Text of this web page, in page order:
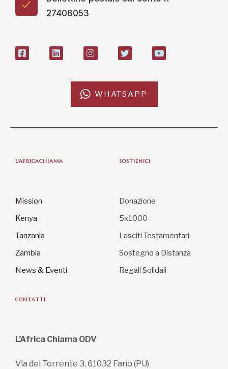
27408053
WHATSAPP
L'AFRICACHIAMA
Mission
Kenya
Tanzania
Zambia
News & Eventi
SOSTIENICI
Donazione
5x1000
Lasciti Testamentari
Sostegno a Distanza
Regali Solidali
CONTATTI
L’Africa Chiama ODV
Via del Torrente 3, 61032 Fano (PU)